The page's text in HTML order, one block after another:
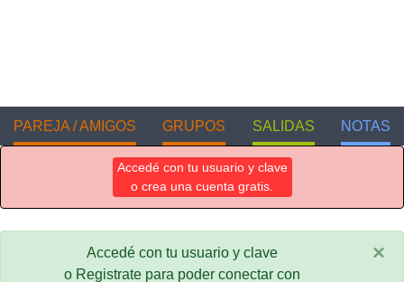
PAREJA / AMIGOS GRUPOS SALIDAS NOTAS
Accedé con tu usuario y clave
o crea una cuenta gratis.
Accedé con tu usuario y clave
o Registrate para poder conectar con
×